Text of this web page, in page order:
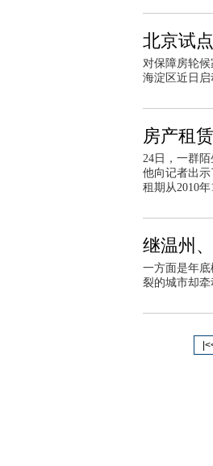
北京试
对保障房轮
海淀区近日启
房产租
24日，一群
他向记者出
租期从2010年
继温州
一方面是年
裂的城市却牵